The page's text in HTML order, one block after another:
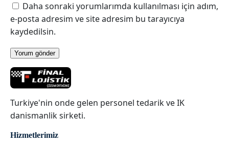
Daha sonraki yorumlarımda kullanılması için adım,
e-posta adresim ve site adresim bu tarayıcıya
kaydedilsin.
Turkiye'nin onde gelen personel tedarik ve IK
danismanlik sirketi.
Hizmetlerimiz